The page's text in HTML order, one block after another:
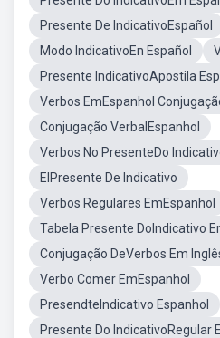
Presente De IndicativoEspañol
Modo IndicativoEn Español
Presente IndicativoApostila
Verbos EmEspanhol
Conjugação VerbalEspanhol
Verbos No PresenteDo
ElPresente De Indicativo
Verbos Regulares EmEspanhol
Tabela Presente DoIndicativo
Conjugação DeVerbos Em
Verbo Comer EmEspanhol
PresendteIndicativo Espanhol
Presente Do IndicativoRegular